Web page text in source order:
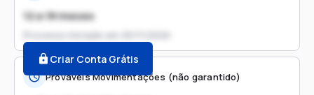
12 a 18 meses
Processo iniciado em
Criar Conta Grátis
Prováveis Movimentações (não garantido)